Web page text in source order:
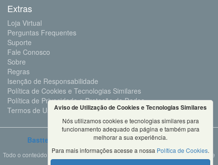
Extras
Loja Virtual
Perguntas Frequentes
Suporte
Fale Conosco
Sobre
Regras
Isenção de Responsabilidade
Política de Cookies e Tecnologias Similares
Política de Privacidade e Proteção de Dados
Termos de Uso
Bastter.com 2001 ©Todos os Direitos Reservados
Todo o conteúdo deste site é propriedade da Bastter.com, sendo expressamente
Aviso de Utilização de Cookies e Tecnologias Similares
Nós utilizamos cookies e tecnologias similares para
funcionamento adequado da página e também para
melhorar a sua experiência.
Para mais informações acesse a nossa Política de Cookies.